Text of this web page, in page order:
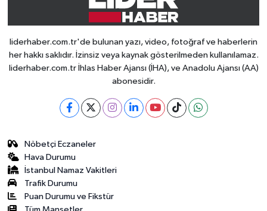
liderhaber.com.tr'de bulunan yazı, video, fotoğraf ve haberlerin
her hakkı saklıdır. İzinsiz veya kaynak gösterilmeden kullanılamaz.
liderhaber.com.tr İhlas Haber Ajansı (İHA), ve Anadolu Ajansı (AA)
abonesidir.
Nöbetçi Eczaneler
Hava Durumu
İstanbul Namaz Vakitleri
Trafik Durumu
Puan Durumu ve Fikstür